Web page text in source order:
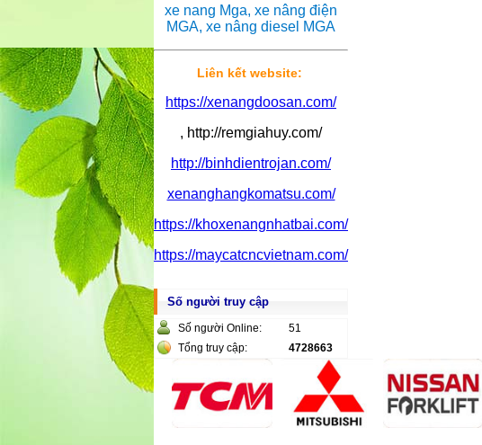
xe nang Mga, xe nâng điện
MGA, xe nâng diesel MGA
Liên kết website:
https://xenangdoosan.com/
, http://remgiahuy.com/
http://binhdientrojan.com/
xenanghangkomatsu.com/
https://khoxenangnhatbai.com/
https://maycatcncvietnam.com/
Số người truy cập
Số người Online:
51
Tổng truy cập:
4728663